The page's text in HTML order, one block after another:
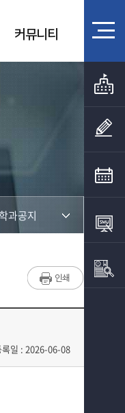
커뮤니티
과공지
채용정보
과활동 및 행사
공자료실
록일 : 2026-06-08